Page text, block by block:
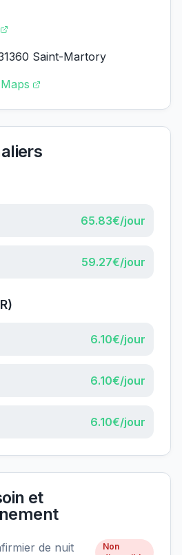
Saint-Martory
65.83€/jour
59.27€/jour
6.10€/jour
6.10€/jour
6.10€/jour
et
de nuit
Non